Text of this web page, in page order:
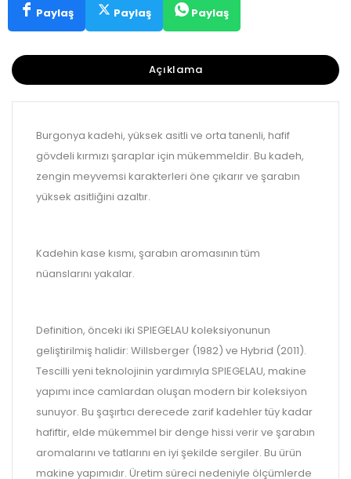
Paylaş Paylaş Paylaş
Açıklama
Burgonya kadehi, yüksek asitli ve orta tanenli, hafif
gövdeli kırmızı şaraplar için mükemmeldir. Bu kadeh,
zengin meyvemsi karakterleri öne çıkarır ve şarabın
yüksek asitliğini azaltır.
Kadehin kase kısmı, şarabın aromasının tüm
nüanslarını yakalar.
Definition, önceki iki SPIEGELAU koleksiyonunun
geliştirilmiş halidir: Willsberger (1982) ve Hybrid (2011).
Tescilli yeni teknolojinin yardımıyla SPIEGELAU, makine
yapımı ince camlardan oluşan modern bir koleksiyon
sunuyor. Bu şaşırtıcı derecede zarif kadehler tüy kadar
hafiftir, elde mükemmel bir denge hissi verir ve şarabın
aromalarını ve tatlarını en iyi şekilde sergiler. Bu ürün
makine yapımıdır. Üretim süreci nedeniyle ölçümlerde